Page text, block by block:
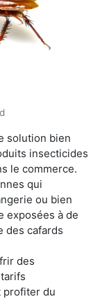
solution bien
insecticides
le commerce.
qui
ou bien
exposées à de
des cafards
des
profiter du